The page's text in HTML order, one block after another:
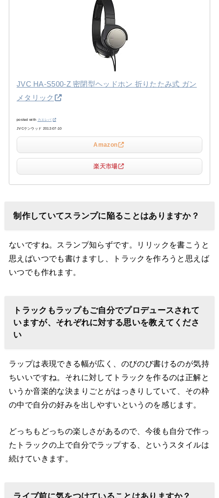
JVC HA-S500-Z 密閉型ヘッドホン 折りたたみ式 ガン
メタリック
posted with カエレバ
JVCケンウッド 2012-07-10
Amazon
楽天市場
制作していてスランプに陥ることはありますか？
ないですね。スランプ知らずです。リリックを書こうと
思えばいつでも書けますし、トラックを作ろうと思えば
いつでも作れます。
トラックもラップもご自分でプロデュースされて
いますが、それぞれに対する思いを教えてくださ
い
ラップは表現できる幅が広く、のびのび書けるのが気持
ちいいですね。それに対してトラックを作るのは正解と
いうか音楽的な決まりごとがはっきりしていて、その枠
の中で自分の好みを出しやすいというのを感じます。
どっちもどっちの楽しさがあるので、今後も自分で作っ
たトラックの上で自分でラップする、というスタイルは
続けていきます。